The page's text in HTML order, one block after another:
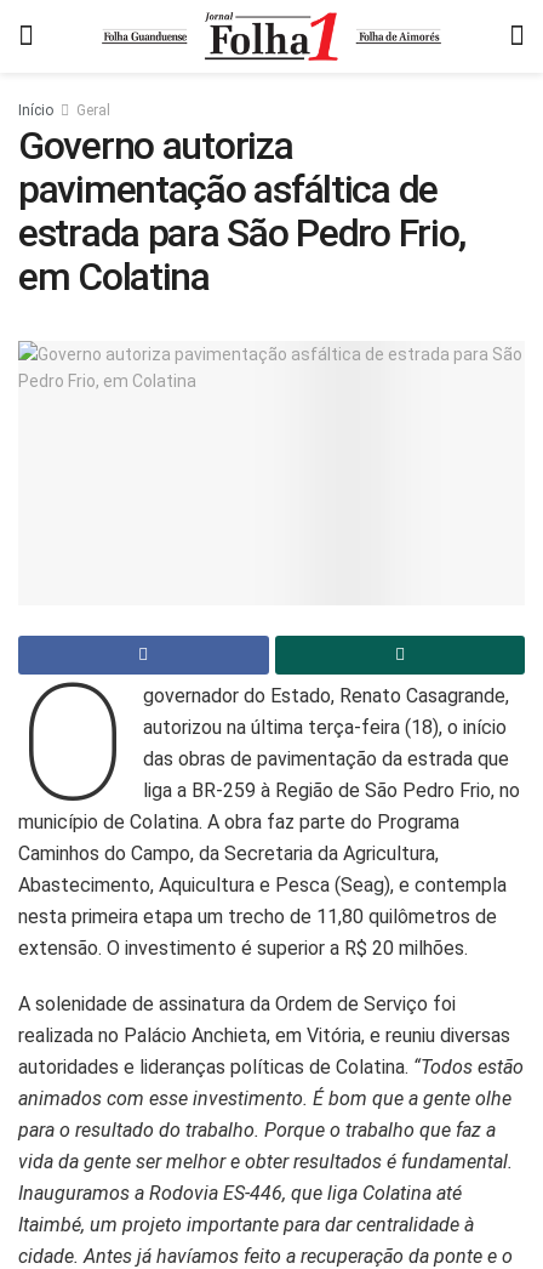
Início Geral
Governo autoriza
pavimentação asfáltica de
estrada para São Pedro Frio,
em Colatina
O
governador do Estado, Renato Casagrande,
autorizou na última terça-feira (18), o início
das obras de pavimentação da estrada que
liga a BR-259 à Região de São Pedro Frio, no
município de Colatina. A obra faz parte do Programa
Caminhos do Campo, da Secretaria da Agricultura,
Abastecimento, Aquicultura e Pesca (Seag), e contempla
nesta primeira etapa um trecho de 11,80 quilômetros de
extensão. O investimento é superior a R$ 20 milhões.
A solenidade de assinatura da Ordem de Serviço foi
realizada no Palácio Anchieta, em Vitória, e reuniu diversas
autoridades e lideranças políticas de Colatina. “Todos estão
animados com esse investimento. É bom que a gente olhe
para o resultado do trabalho. Porque o trabalho que faz a
vida da gente ser melhor e obter resultados é fundamental.
Inauguramos a Rodovia ES-446, que liga Colatina até
Itaimbé, um projeto importante para dar centralidade à
cidade. Antes já havíamos feito a recuperação da ponte e o